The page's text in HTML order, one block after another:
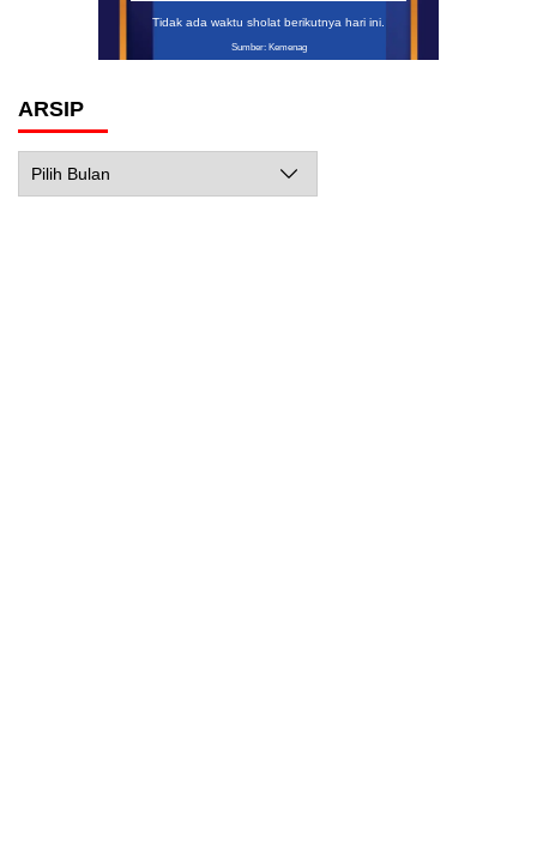
Tidak ada waktu sholat berikutnya hari ini.
Sumber: Kemenag
ARSIP